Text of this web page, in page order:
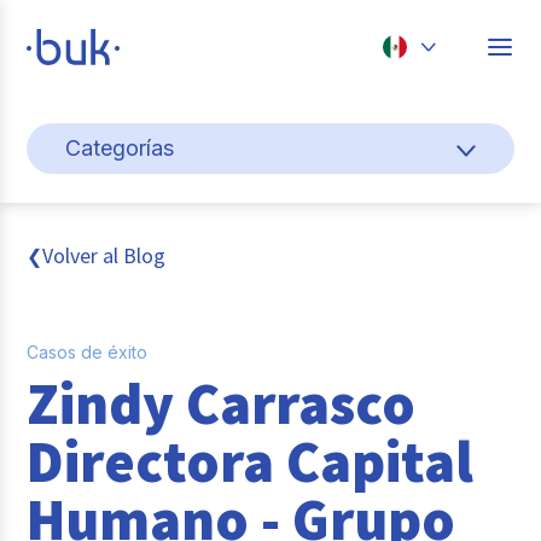
Perú
Categorías
Gestión de personas
Cultura y bienestar laboral
Transformación digital
Tendencias y data
Novedades
Entrevistas con expertos
❮Volver al Blog
Casos de éxito
Zindy Carrasco
Directora Capital
Humano - Grupo